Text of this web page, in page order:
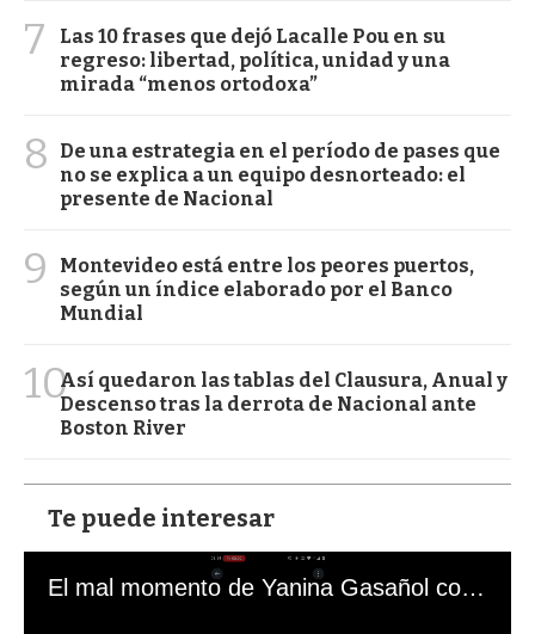
7
Las 10 frases que dejó Lacalle Pou en su
regreso: libertad, política, unidad y una
mirada “menos ortodoxa”
8
De una estrategia en el período de pases que
no se explica a un equipo desnorteado: el
presente de Nacional
9
Montevideo está entre los peores puertos,
según un índice elaborado por el Banco
Mundial
10Así quedaron las tablas del Clausura, Anual y
Descenso tras la derrota de Nacional ante
Boston River
Te puede interesar
El mal momento de Yanina Gasañol con un hincha argentino en "Subrayado"